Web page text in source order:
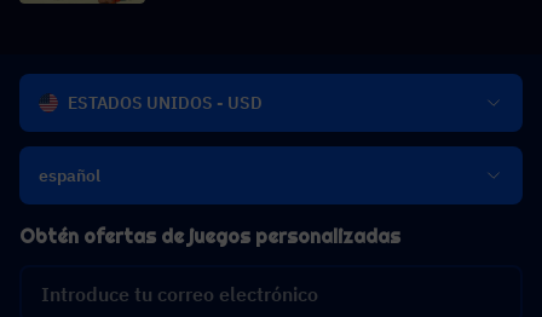
ESTADOS UNIDOS - USD
español
Obtén ofertas de juegos personalizadas